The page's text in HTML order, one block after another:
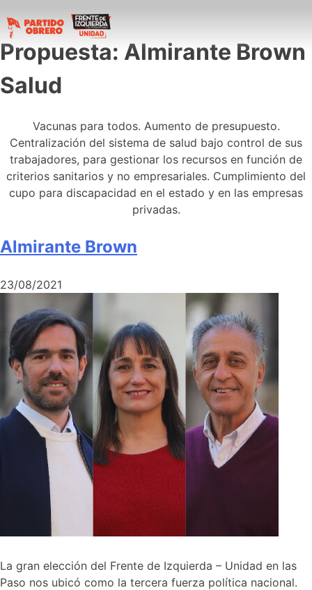
Propuesta: Almirante Brown
Salud
Vacunas para todos. Aumento de presupuesto.
Centralización del sistema de salud bajo control de sus
trabajadores, para gestionar los recursos en función de
criterios sanitarios y no empresariales. Cumplimiento del
cupo para discapacidad en el estado y en las empresas
privadas.
Almirante Brown
23/08/2021
La gran elección del Frente de Izquierda – Unidad en las
Paso nos ubicó como la tercera fuerza política nacional.